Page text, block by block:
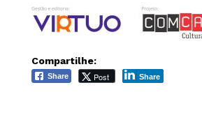
Compartilhe:
Share Post Share